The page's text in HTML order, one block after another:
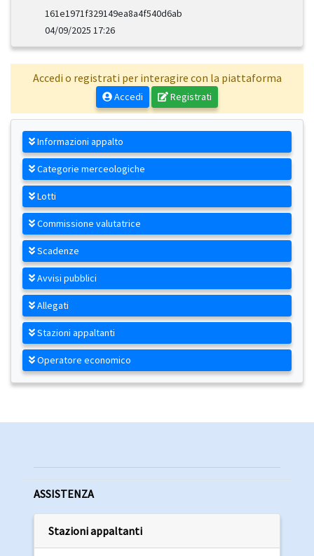
161e1971f329149ea8a4f540d6ab
04/09/2025 17:26
Accedi o registrati per interagire con la piattaforma
Accedi Registrati
Informazioni appalto
Categorie merceologiche
Lotti
Commissione valutatrice
Scadenze
Avvisi pubblici
Allegati
Stazioni appaltanti
Operatore economico
ASSISTENZA
Stazioni appaltanti